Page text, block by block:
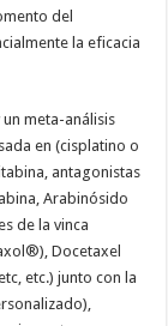
del
la eficacia
meta-análisis
en (cisplatino o
antagonistas
Arabinósido
de la vinca
Docetaxel
etc.) junto con la